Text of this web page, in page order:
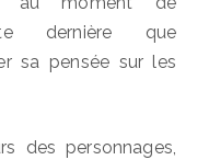
dernière que
sa pensée sur les
des personnages,